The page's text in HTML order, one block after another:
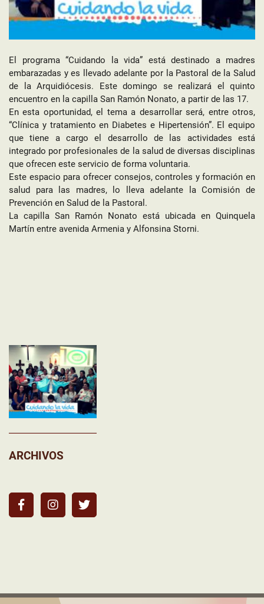
El programa “Cuidando la vida” está destinado a madres
embarazadas y es llevado adelante por la Pastoral de la Salud
de la Arquidiócesis. Este domingo se realizará el quinto
encuentro en la capilla San Ramón Nonato, a partir de las 17.
En esta oportunidad, el tema a desarrollar será, entre otros,
“Clínica y tratamiento en Diabetes e Hipertensión”. El equipo
que tiene a cargo el desarrollo de las actividades está
integrado por profesionales de la salud de diversas disciplinas
que ofrecen este servicio de forma voluntaria.
Este espacio para ofrecer consejos, controles y formación en
salud para las madres, lo lleva adelante la Comisión de
Prevención en Salud de la Pastoral.
La capilla San Ramón Nonato está ubicada en Quinquela
Martín entre avenida Armenia y Alfonsina Storni.
ARCHIVOS